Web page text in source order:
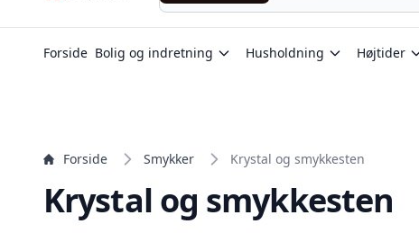
Forside Bolig og indretning Husholdning Højtider
Forside Smykker Krystal og smykkesten
Krystal og smykkesten